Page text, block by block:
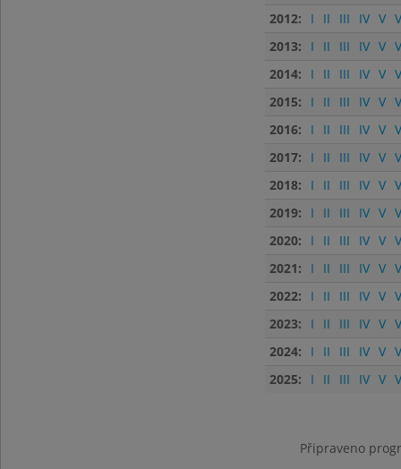
2012:
I II III IV V
2013:
I II III IV V
2014:
I II III IV V
2015:
I II III IV V
2016:
I II III IV V
2017:
I II III IV V
2018:
I II III IV V
2019:
I II III IV V
2020:
I II III IV V
2021:
I II III IV V
2022:
I II III IV V
2023:
I II III IV V
2024:
I II III IV V
2025:
I II III IV V
Připraveno